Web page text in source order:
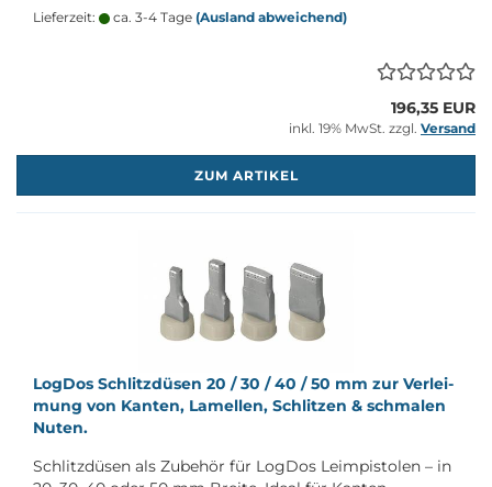
Lieferzeit: ca. 3-4 Tage (Ausland abweichend)
196,35 EUR
inkl. 19% MwSt. zzgl. Versand
ZUM ARTIKEL
Log­Dos Schlitz­dü­sen 20 / 30 / 40 / 50 mm zur Ver­lei­
mung von Kan­ten, La­mel­len, Schlit­zen & schma­len
Nuten.
Schlitz­dü­sen als Zu­be­hör für Log­Dos Le­im­pis­to­len – in